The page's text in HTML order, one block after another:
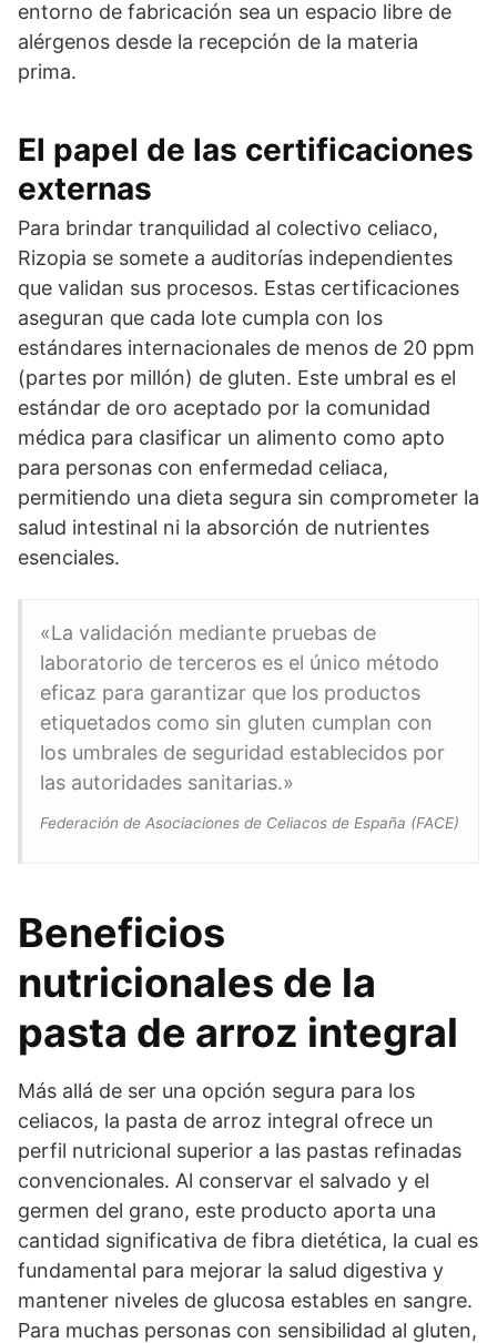
entorno de fabricación sea un espacio libre de
alérgenos desde la recepción de la materia
prima.
El papel de las certificaciones
externas
Para brindar tranquilidad al colectivo celiaco,
Rizopia se somete a auditorías independientes
que validan sus procesos. Estas certificaciones
aseguran que cada lote cumpla con los
estándares internacionales de menos de 20 ppm
(partes por millón) de gluten. Este umbral es el
estándar de oro aceptado por la comunidad
médica para clasificar un alimento como apto
para personas con enfermedad celiaca,
permitiendo una dieta segura sin comprometer la
salud intestinal ni la absorción de nutrientes
esenciales.
«La validación mediante pruebas de
laboratorio de terceros es el único método
eficaz para garantizar que los productos
etiquetados como sin gluten cumplan con
los umbrales de seguridad establecidos por
las autoridades sanitarias.»
Federación de Asociaciones de Celiacos de España (FACE)
Beneficios
nutricionales de la
pasta de arroz integral
Más allá de ser una opción segura para los
celiacos, la pasta de arroz integral ofrece un
perfil nutricional superior a las pastas refinadas
convencionales. Al conservar el salvado y el
germen del grano, este producto aporta una
cantidad significativa de fibra dietética, la cual es
fundamental para mejorar la salud digestiva y
mantener niveles de glucosa estables en sangre.
Para muchas personas con sensibilidad al gluten,